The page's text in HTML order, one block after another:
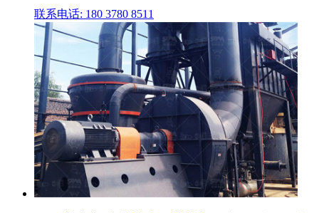
联系电话: 180 3780 8511